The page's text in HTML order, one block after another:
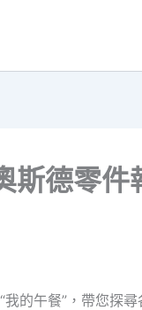
斯德零件
“我的午餐”，帶您探